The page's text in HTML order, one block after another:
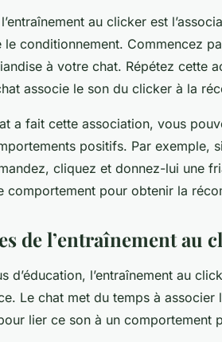
au clicker est
le conditionnement. Commencez
à votre chat. Répétez cette
associe le son du clicker à la
a fait cette association, vous
positifs. Par exemple,
cliquez et donnez-lui une
comportement pour obtenir la
de l’entraînement au
d’éducation, l’entraînement au
Le chat met du temps à
lier ce son à un comportement